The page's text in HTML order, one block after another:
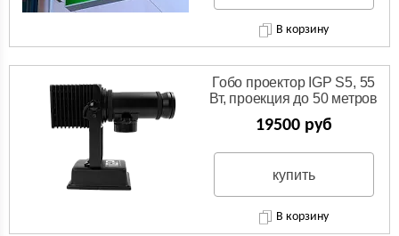
В корзину
Гобо проектор IGP S5, 55
Вт, проекция до 50 метров
19500 руб
купить
В корзину